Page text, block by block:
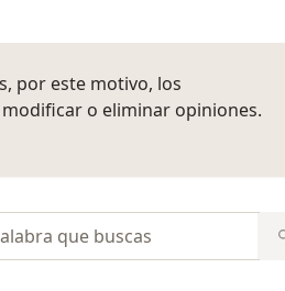
por este motivo, los
o eliminar opiniones.